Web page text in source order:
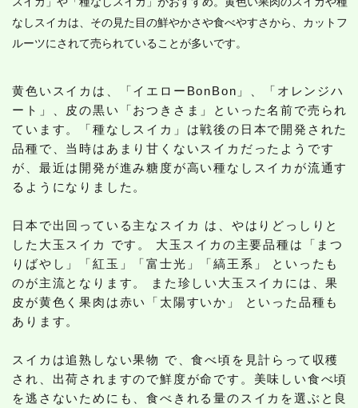
なしスイカは、その見た目の鮮やかさや食べやすさから、カットフ
ルーツにされて売られていることが多いです。
黄色いスイカは、「イエローBonBon」、「オレンジハ
ート」、皮の黒い「おつきさま」といった名前で売られ
ています。「種なしスイカ」は戦後の日本で開発された
品種で、当時はあまり甘くないスイカだったようです
が、最近は開発が進み糖度が高い種なしスイカが流通す
るようになりました。
日本で出回っている主なスイカ は、やはりどっしりと
した大玉スイカ です。 大玉スイカの主要品種は「まつ
りばやし」「紅玉」「富士光」「縞王系」 といったも
のが主流となります。 また珍しい大玉スイカには、果
皮が黄色く果肉は赤い「太陽すいか」 といった品種も
あります。
スイカは追熟しない果物 で、食べ頃を見計らって収穫
され、出荷されますので鮮度が命です。美味しい食べ頃
を逃さないためにも、食べきれる量のスイカを選ぶと良